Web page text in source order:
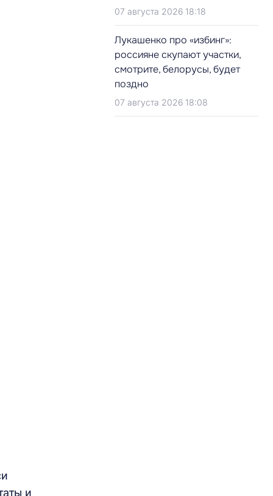
и
07 августа 2026 18:18
Лукашенко про «избинг»:
россияне скупают участки,
смотрите, белорусы, будет
поздно
07 августа 2026 18:08